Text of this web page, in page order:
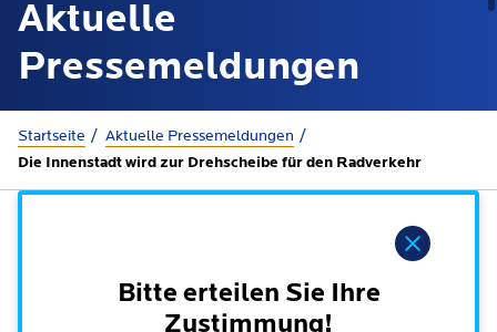
Aktuelle
Pressemeldungen
Startseite Aktuelle Presse­meldungen
Die Innenstadt wird zur Drehscheibe für den Radverkehr
Bitte erteilen Sie Ihre
Zustimmung!
115 anrufen
Rathaus
Online-Terminbuchung
Dienstleistungen nach Lebenslagen